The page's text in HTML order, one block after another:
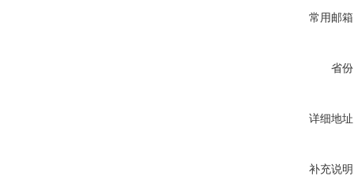
常用邮
省
详细地
补充说